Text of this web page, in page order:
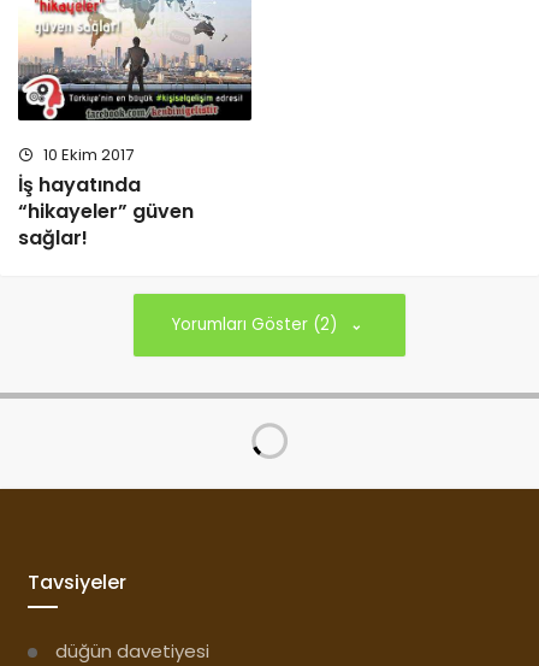
10 Ekim 2017
İş hayatında
“hikayeler” güven
sağlar!
Yorumları Göster (2)
Tavsiyeler
düğün davetiyesi